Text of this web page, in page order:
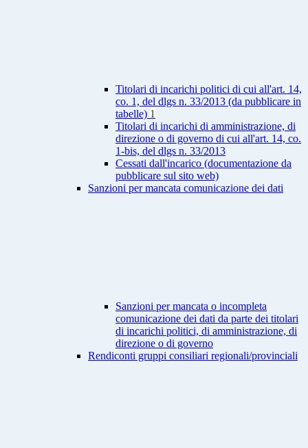
Titolari di incarichi politici di cui all'art. 14,
co. 1, del dlgs n. 33/2013 (da pubblicare in
tabelle) 1
Titolari di incarichi di amministrazione, di
direzione o di governo di cui all'art. 14, co.
1-bis, del dlgs n. 33/2013
Cessati dall'incarico (documentazione da
pubblicare sul sito web)
Sanzioni per mancata comunicazione dei dati
Sanzioni per mancata o incompleta
comunicazione dei dati da parte dei titolari
di incarichi politici, di amministrazione, di
direzione o di governo
Rendiconti gruppi consiliari regionali/provinciali